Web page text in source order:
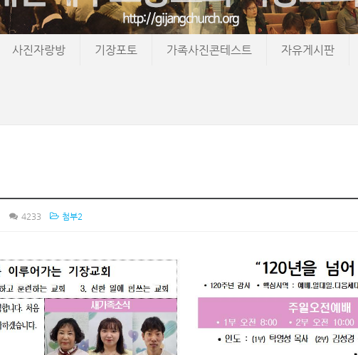
사진자랑방 기장포토 가족사진콘테스트 자유게시판
4233 첨부2